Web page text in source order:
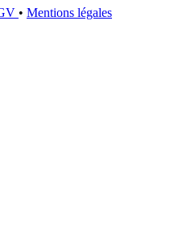
• Mentions légales